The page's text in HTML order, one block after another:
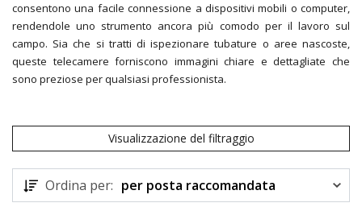
consentono una facile connessione a dispositivi mobili o computer,
rendendole uno strumento ancora più comodo per il lavoro sul
campo. Sia che si tratti di ispezionare tubature o aree nascoste,
queste telecamere forniscono immagini chiare e dettagliate che
sono preziose per qualsiasi professionista.
Visualizzazione del filtraggio
Ordina per: per posta raccomandata